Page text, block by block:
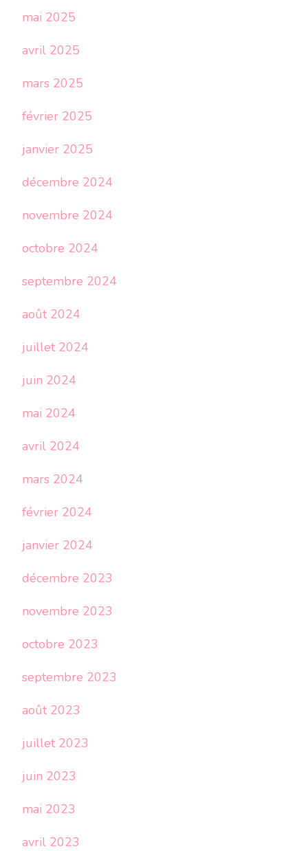
mai 2025
avril 2025
mars 2025
février 2025
janvier 2025
décembre 2024
novembre 2024
octobre 2024
septembre 2024
août 2024
juillet 2024
juin 2024
mai 2024
avril 2024
mars 2024
février 2024
janvier 2024
décembre 2023
novembre 2023
octobre 2023
septembre 2023
août 2023
juillet 2023
juin 2023
mai 2023
avril 2023